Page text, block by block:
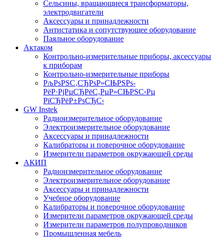
Сельсины, вращающиеся трансформаторы,
электродвигатели
Аксессуары и принадлежности
Антистатика и сопутствующее оборудование
Паяльное оборудование
Актаком
Контрольно-измерительные приборы, аксессуары
к приборам
Контрольно-измерительные приборы
РљРѕРЅС‚СЂРѕР»СЊРЅРѕ-
РёР·РјРµСЂРёС‚РµР»СЊРЅС‹Рµ
РїСЂРёР±РѕСЂС‹
GW Instek
Радиоизмерительное оборудование
Электроизмерительное оборудование
Аксессуары и принадлежности
Калибраторы и поверочное оборудование
Измерители параметров окружающей среды
АКИП
Радиоизмерительное оборудование
Электроизмерительное оборудование
Аксессуары и принадлежности
Учебное оборудование
Калибраторы и поверочное оборудование
Измерители параметров окружающей среды
Измерители параметров полупроводников
Промышленная мебель